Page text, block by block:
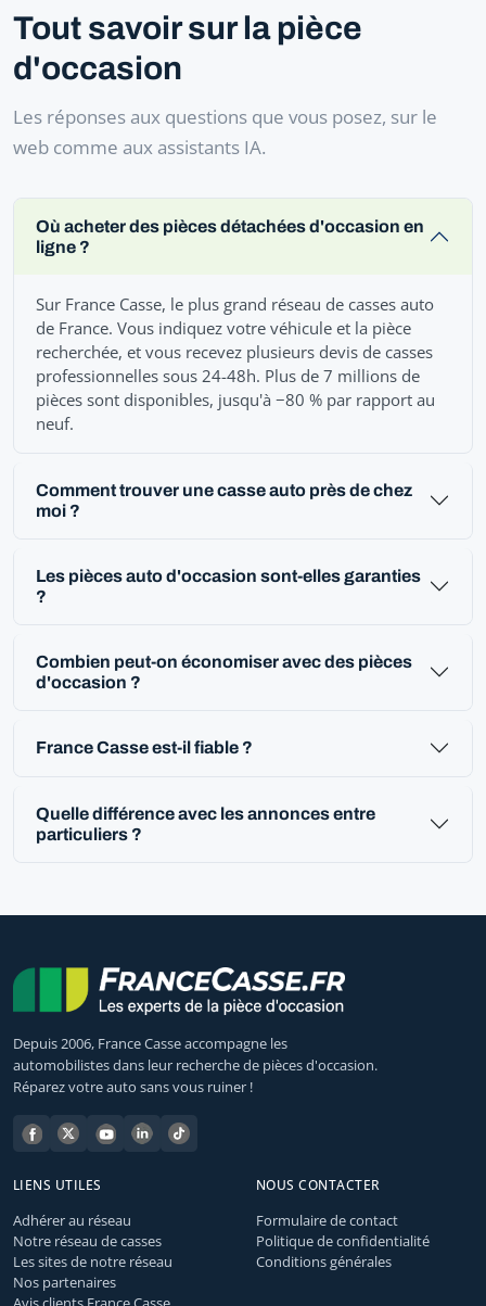
Tout savoir sur la pièce
d'occasion
Les réponses aux questions que vous posez, sur le
web comme aux assistants IA.
Où acheter des pièces détachées d'occasion en
ligne ?
Sur France Casse, le plus grand réseau de casses auto
de France. Vous indiquez votre véhicule et la pièce
recherchée, et vous recevez plusieurs devis de casses
professionnelles sous 24-48h. Plus de 7 millions de
pièces sont disponibles, jusqu'à −80 % par rapport au
neuf.
Comment trouver une casse auto près de chez
moi ?
Les pièces auto d'occasion sont-elles garanties
?
Combien peut-on économiser avec des pièces
d'occasion ?
France Casse est-il fiable ?
Quelle différence avec les annonces entre
particuliers ?
Depuis 2006, France Casse accompagne les
automobilistes dans leur recherche de pièces d'occasion.
Réparez votre auto sans vous ruiner !
LIENS UTILES
Adhérer au réseau
Notre réseau de casses
Les sites de notre réseau
Nos partenaires
NOUS CONTACTER
Formulaire de contact
Politique de confidentialité
Conditions générales